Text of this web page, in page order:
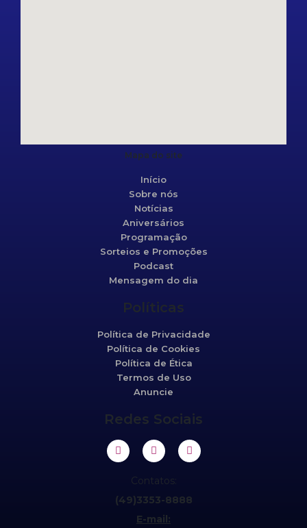
Mapa do site
Início
Sobre nós
Notícias
Aniversários
Programação
Sorteios e Promoções
Podcast
Mensagem do dia
Políticas
Política de Privacidade
Política de Cookies
Política de Ética
Termos de Uso
Anuncie
Redes Sociais
Contatos:
(49)3353-8888
E-mail: